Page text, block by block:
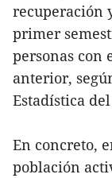
recuperación
primer
personas con
anterior,
Estadística
En concreto,
población